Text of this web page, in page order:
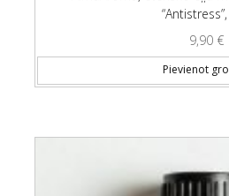
9,90 €
Pievienot